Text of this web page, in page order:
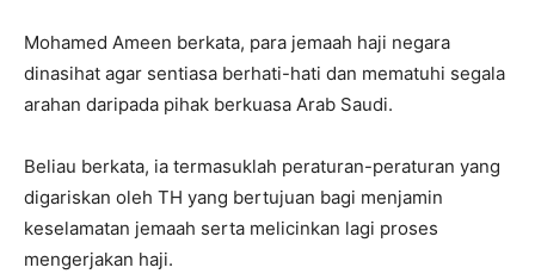
Mohamed Ameen berkata, para jemaah haji negara
dinasihat agar sentiasa berhati-hati dan mematuhi segala
arahan daripada pihak berkuasa Arab Saudi.
Beliau berkata, ia termasuklah peraturan-peraturan yang
digariskan oleh TH yang bertujuan bagi menjamin
keselamatan jemaah serta melicinkan lagi proses
mengerjakan haji.